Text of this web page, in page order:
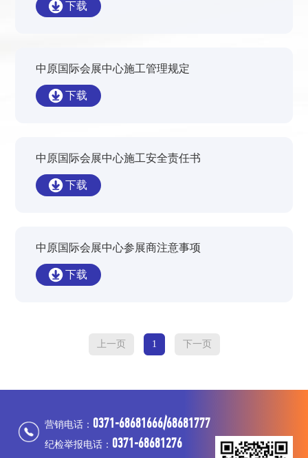
下载
中原国际会展中心施工管理规定
下载
中原国际会展中心施工安全责任书
下载
中原国际会展中心参展商注意事项
下载
上一页 1 下一页
营销电话： 0371-68681666/68681777
纪检举报电话： 0371-68681276